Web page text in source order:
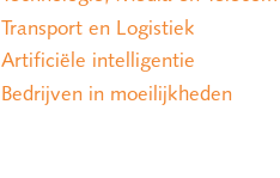
Transport en Logistiek
Artificiële intelligentie
Bedrijven in moeilijkheden